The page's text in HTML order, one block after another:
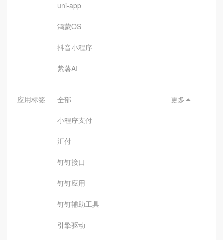
uni-app
鸿蒙OS
抖音小程序
紫薯AI
应用标签 全部
小程序支付
汇付
钉钉接口
钉钉应用
钉钉辅助工具
引擎驱动
更多 